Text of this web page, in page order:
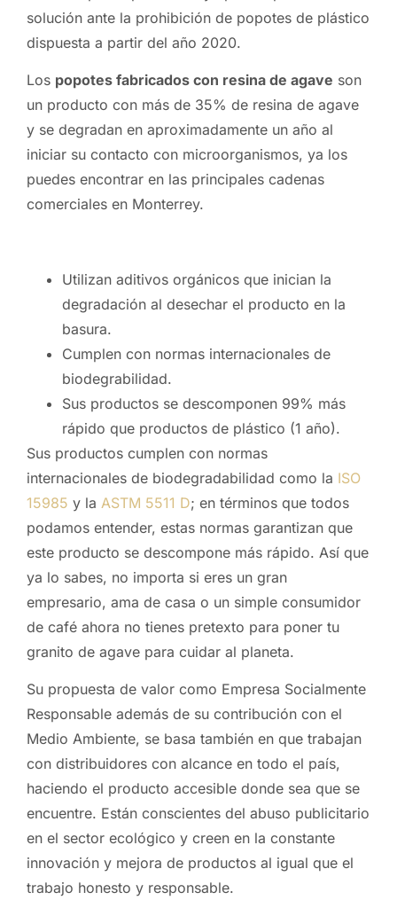
solución ante la prohibición de popotes de plástico
dispuesta a partir del año 2020.
Los popotes fabricados con resina de agave son
un producto con más de 35% de resina de agave
y se degradan en aproximadamente un año al
iniciar su contacto con microorganismos, ya los
puedes encontrar en las principales cadenas
comerciales en Monterrey.
Utilizan aditivos orgánicos que inician la
degradación al desechar el producto en la
basura.
Cumplen con normas internacionales de
biodegrabilidad.
Sus productos se descomponen 99% más
rápido que productos de plástico (1 año).
Sus productos cumplen con normas
internacionales de biodegradabilidad como la ISO
15985 y la ASTM 5511 D; en términos que todos
podamos entender, estas normas garantizan que
este producto se descompone más rápido. Así que
ya lo sabes, no importa si eres un gran
empresario, ama de casa o un simple consumidor
de café ahora no tienes pretexto para poner tu
granito de agave para cuidar al planeta.
Su propuesta de valor como Empresa Socialmente
Responsable además de su contribución con el
Medio Ambiente, se basa también en que trabajan
con distribuidores con alcance en todo el país,
haciendo el producto accesible donde sea que se
encuentre. Están conscientes del abuso publicitario
en el sector ecológico y creen en la constante
innovación y mejora de productos al igual que el
trabajo honesto y responsable.